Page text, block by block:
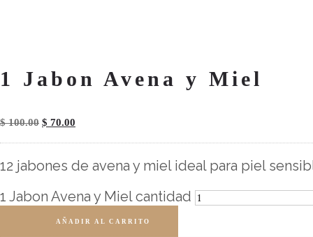
1 Jabon Avena y Miel
$100.00 $ 70.00
12 jabones de avena y miel ideal para piel
1 Jabon Avena y Miel cantidad
AÑADIR AL CARRITO